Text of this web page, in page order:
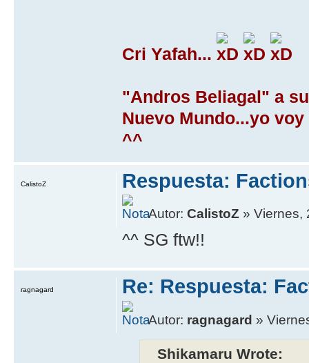
Cri Yafah...
"Andros Beliagal" a
Nuevo Mundo...yo
^^
Respuesta:
Autor:CalistoZ » Viernes,
^^ SG ftw!!
CalistoZ
Re: Respuesta:
Autor: ragnagard »
Shikamaru Wrote:
ragnagard